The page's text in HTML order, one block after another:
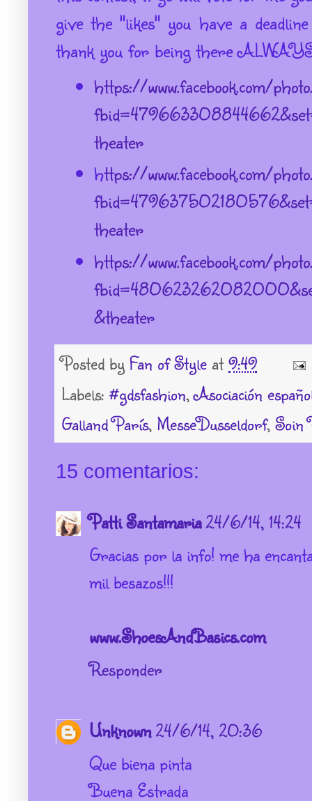
give the "likes" you have a
thank you for being there
https://www.facebook.com/
theater
https://www.facebook.com/
theater
https://www.facebook.com/
&theater
Posted by Fan of Style at 9:49
Labels: #gdsfashion,Asociación
Galland París, MesseDusseldorf, Soin
15 comentarios:
Patti Santamaria24/6/14, 14:24
Gracias por la info! me ha
mil besazos!!!
www.ShoesAndBasics.com
Responder
Unknown24/6/14, 20:36
Que biena pinta
Buena Estrada